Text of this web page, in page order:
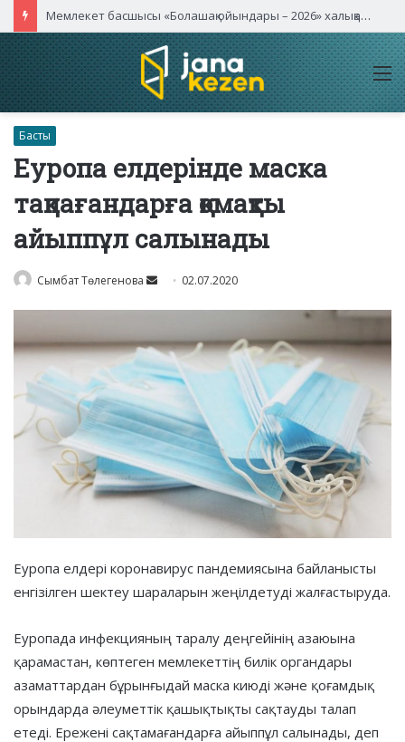
Мемлекет басшысы «Болашақ ойындары – 2026» халықаралық турнирінің ашылу салтанатына қатысты
Басты
Еуропа елдерінде маска
тақпағандарға қомақты
айыппұл салынады
Сымбат Төлегенова
Send 02.07.2020
Еуропа елдері коронавирус пандемиясына байланысты
енгізілген шектеу шараларын жеңілдетуді жалғастыруда.
Еуропада инфекцияның таралу деңгейінің азаюына
қарамастан, көптеген мемлекеттің билік органдары
азаматтардан бұрынғыдай маска киюді және қоғамдық
орындарда әлеуметтік қашықтықты сақтауды талап
етеді. Ережені сақтамағандарға айыппұл салынады, деп